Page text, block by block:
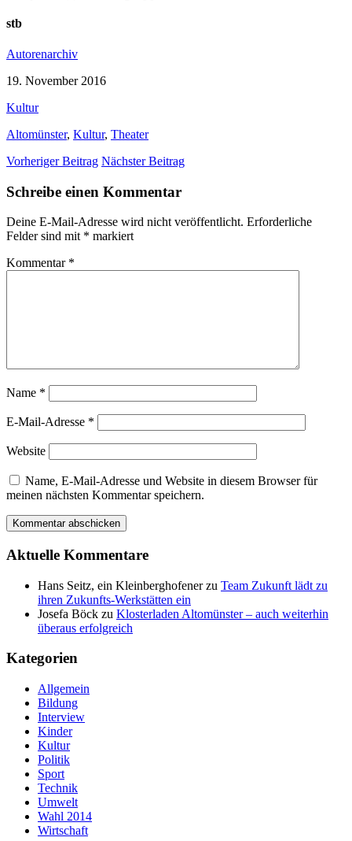
stb
Autorenarchiv
19. November 2016
Kultur
Altomünster, Kultur, Theater
Vorheriger Beitrag Nächster Beitrag
Schreibe einen Kommentar
Deine E-Mail-Adresse wird nicht veröffentlicht. Erforderliche
Felder sind mit * markiert
Kommentar *
Name *
E-Mail-Adresse *
Website
Name, E-Mail-Adresse und Website in diesem Browser für
meinen nächsten Kommentar speichern.
Aktuelle Kommentare
Hans Seitz, ein Kleinberghofenerzu Team Zukunft lädt zu
ihren Zukunfts-Werkstätten ein
Josefa Böck zu Klosterladen Altomünster – auch weiterhin
überaus erfolgreich
Kategorien
Allgemein
Bildung
Interview
Kinder
Kultur
Politik
Sport
Technik
Umwelt
Wahl 2014
Wirtschaft